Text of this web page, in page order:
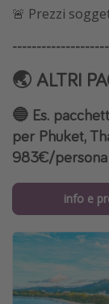
🚨 Prezzi
🌏 ALTRI
🔵 Es.
per Phuket,
983€/
info e